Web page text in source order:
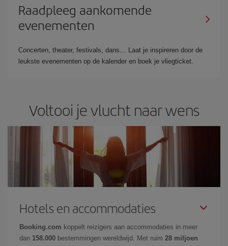
Raadpleeg aankomende
evenementen
Concerten, theater, festivals, dans… Laat je inspireren door de
leukste evenementen op de kalender en boek je vliegticket.
Voltooi je vlucht naar wens
Hotels en accommodaties
Booking.com koppelt reizigers aan accommodaties in meer
dan 158.000 bestemmingen wereldwijd. Met ruim 28 miljoen